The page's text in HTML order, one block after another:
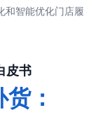
和智能优化门店履
皮书
：